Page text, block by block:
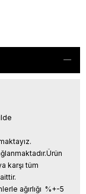
karşı tüm
ağırlığı %+-5